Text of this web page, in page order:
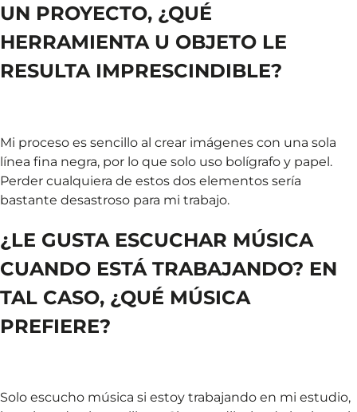
UN PROYECTO, ¿QUÉ
HERRAMIENTA U OBJETO LE
RESULTA IMPRESCINDIBLE?
Mi proceso es sencillo al crear imágenes con una sola
línea fina negra, por lo que solo uso bolígrafo y papel.
Perder cualquiera de estos dos elementos sería
bastante desastroso para mi trabajo.
¿LE GUSTA ESCUCHAR MÚSICA
CUANDO ESTÁ TRABAJANDO? EN
TAL CASO, ¿QUÉ MÚSICA
PREFIERE?
Solo escucho música si estoy trabajando en mi estudio,